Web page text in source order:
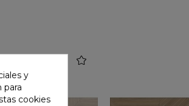
y
para
cookies